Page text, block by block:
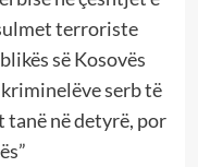
terroriste
së Kosovës
serb të
në detyrë, por